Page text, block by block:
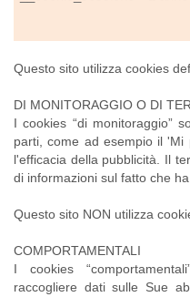
Questo sito utilizza cookies
DI MONITORAGGIO O DI
I cookies “di monitoraggio”
parti, come ad esempio il
l'efficacia della pubblicità. Il
di informazioni sul fatto che
Questo sito NON utilizza
COMPORTAMENTALI
I cookies
raccogliere dati sulle Sue